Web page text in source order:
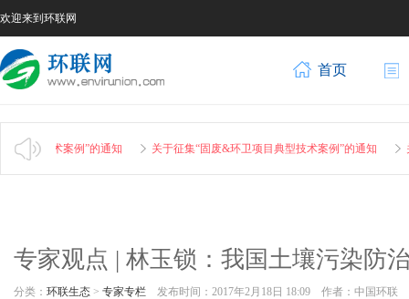
欢迎来到环联网
首页
技术案例”的通知 关于征集“固废&环卫项目典型技术案例”的通知 关于
专家观点 | 林玉锁：我国土壤污染防
分类： 环联生态 > 专家专栏 发布时间：2017年2月18日 18:09 作者：中国环联